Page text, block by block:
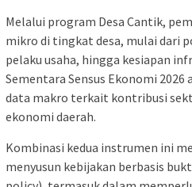
Melalui program Desa Cantik,
mikro di tingkat desa, mulai dari
pelaku usaha, hingga kesiapan
Sementara Sensus Ekonomi
data makro terkait kontribusi
ekonomi daerah.
Kombinasi kedua instrumen ini
menyusun kebijakan berbasis